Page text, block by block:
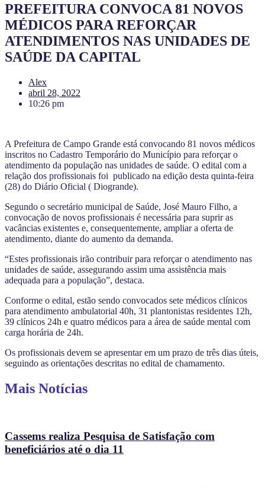
PREFEITURA CONVOCA 81 NOVOS
MÉDICOS PARA REFORÇAR
ATENDIMENTOS NAS UNIDADES DE
SAÚDE DA CAPITAL
Alex
abril 28, 2022
10:26 pm
A Prefeitura de Campo Grande está convocando 81 novos médicos
inscritos no Cadastro Temporário do Município para reforçar o
atendimento da população nas unidades de saúde. O edital com a
relação dos profissionais foi publicado na edição desta quinta-feira
(28) do Diário Oficial ( Diogrande).
Segundo o secretário municipal de Saúde, José Mauro Filho, a
convocação de novos profissionais é necessária para suprir as
vacâncias existentes e, consequentemente, ampliar a oferta de
atendimento, diante do aumento da demanda.
“Estes profissionais irão contribuir para reforçar o atendimento nas
unidades de saúde, assegurando assim uma assistência mais
adequada para a população”, destaca.
Conforme o edital, estão sendo convocados sete médicos clínicos
para atendimento ambulatorial 40h, 31 plantonistas residentes 12h,
39 clínicos 24h e quatro médicos para a área de saúde mental com
carga horária de 24h.
Os profissionais devem se apresentar em um prazo de três dias úteis,
seguindo as orientações descritas no edital de chamamento.
Mais Notícias
Cassems realiza Pesquisa de Satisfação com
beneficiários até o dia 11